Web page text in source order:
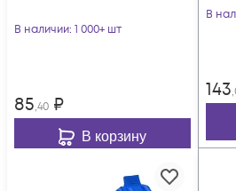
В наличии: 1 000+ шт
85,40 ₽
В корзину
В
143